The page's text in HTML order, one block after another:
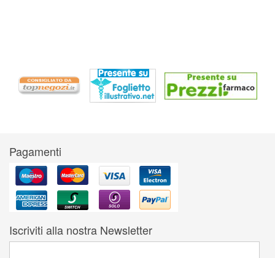
Pagamenti
Iscriviti alla nostra Newsletter